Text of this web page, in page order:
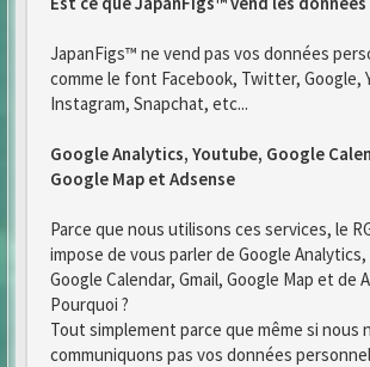
JapanFigs™ ne vend pas vos données
comme le font Facebook, Twitter, Google,
Instagram, Snapchat, etc...
Google Analytics, Youtube, Google
Google Map et Adsense
Parce que nous utilisons ces services, le
impose de vous parler de Google
Google Calendar, Gmail, Google Map et de
Pourquoi ?
Tout simplement parce que même si nous
communiquons pas vos données